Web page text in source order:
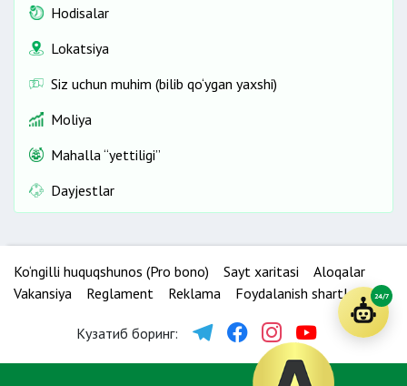
Hodisalar
Lokatsiya
Siz uchun muhim (bilib qo‘ygan yaxshi)
Moliya
Mahalla “yettiligi”
Dayjestlar
Ko‘ngilli huquqshunos (Pro bono) Sayt xaritasi
Aloqalar
Vakansiya
Reglament Reklama Foydalanish shartlari
Кузатиб боринг:
24/7